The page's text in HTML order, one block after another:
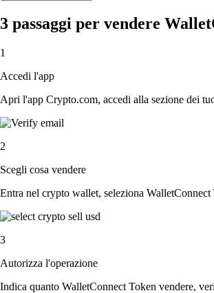
3 passaggi per vendere
1
Accedi l'app
Apri l'app Crypto.com, accedi alla sezione dei
2
Scegli cosa vendere
Entra nel crypto wallet, seleziona
3
Autorizza l'operazione
Indica quanto WalletConnect Token vendere,